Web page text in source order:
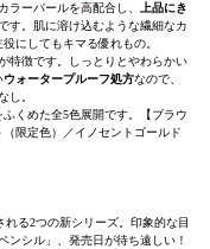
ラーパールを高配合し、 上品にき
す。肌に溶け込むような繊細なカ
にしてもキマる優れもの。
特徴です。しっとりとやわらかい
ウォータープルーフ処方なので、
し。
くめた全5色展開です。【ブラウ
限定色）／イノセントゴールド
れる2つの新シリーズ。印象的な目
ンシル」、発売日が待ち遠しい！